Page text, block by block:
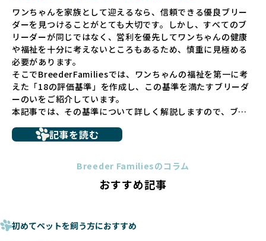
長するための環境が十分に整っていない場合が多く、販売ま
での間に過密な環境や長距離移動のストレスを受けることが
少なくありません。このような環境は、健康リスクや社会性
の問題につながりやすく、ワンちゃんにとっても望ましいと
は言えません。
こうした背景から、BreederFamiliesはペットショップを介
さない直接販売を採用するとともに、ペットオークションや
ペットショップを利用するブリーダーの掲載も行ってしませ
ん。
ペットショップを避けた方がいい理由の詳細はこちら
法令レベルの最低基準にとどまっていることが問題です。こ
ものに過ぎず、ワンちゃんの心身の福祉やブリーダーの責任
少なくなく、消費者にとって選択の判断が難しい現状があり
ワンちゃんを家族として迎えるなら、信頼できる優良ブリー
ダーを見つけることがとても大切です。しかし、すべてのブ
リーダーが同じではなく、営利を優先してワンちゃんの健康
や福祉を十分に考えないところもあるため、慎重に見極める
必要があります。
そこでBreederFamiliesでは、ワンちゃんの福祉を第一に考
えた「18の評価基準」を作成し、この基準を満たすブリーダ
ーのいをご紹介しています。
本記事では、その基準について詳しく解説しますので、ブリ
に断尾（しっぽを切る）や断耳（耳を切る）が行われている
ことがあります。
これは痛みを伴う処置で、ワンちゃんの身体的な負担が大き
手段でもあるため、切断されることで他の犬や人間との意思
記事を読む
Breeder Familiesのコラム
おすすめ記事
初めてペットを飼う方におすすめ